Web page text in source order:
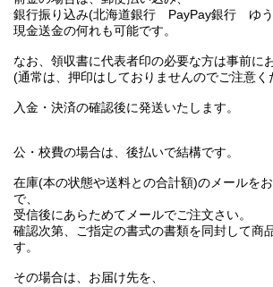
銀行振り込み(北海道銀行 PayPay銀行 ゆう
現金送金の何れも可能です。
なお、領収書に代表者印の必要な方は事前に
(通常は、押印はしておりませんのでご注意く
入金・決済の確認後に発送いたします。
公・校費の場合は、後払いで結構です。
在庫(本の状態や送料との合計額)のメールを
で、
受信後にあらためてメールでご注文さい。
確認次第、ご指定の書式の書類を同封して商
す。
その場合は、お届け先を、